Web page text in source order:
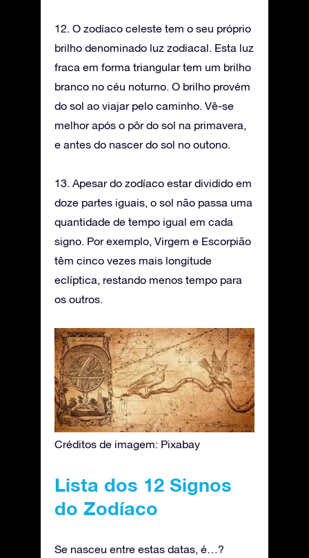
12. O zodíaco celeste tem o seu próprio
brilho denominado luz zodiacal. Esta luz
fraca em forma triangular tem um brilho
branco no céu noturno. O brilho provém
do sol ao viajar pelo caminho. Vê-se
melhor após o pôr do sol na primavera,
e antes do nascer do sol no outono.
13. Apesar do zodíaco estar dividido em
doze partes iguais, o sol não passa uma
quantidade de tempo igual em cada
signo. Por exemplo, Virgem e Escorpião
têm cinco vezes mais longitude
eclíptica, restando menos tempo para
os outros.
Créditos de imagem: Pixabay
Lista dos 12 Signos
do Zodíaco
Se nasceu entre estas datas, é…?